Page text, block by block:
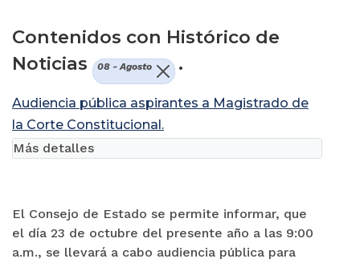
Contenidos con Histórico de
Noticias
08 - Agosto .
Audiencia pública aspirantes a Magistrado de
la Corte Constitucional.
El Consejo de Estado se permite informar, que
el día 23 de octubre del presente año a las 9:00
a.m., se llevará a cabo audiencia pública para
Más detalles